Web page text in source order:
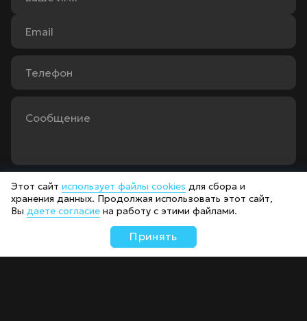
Прикрепить файл
Даюсогласие на обработку
персональных
Этот сайт использует файлы cookies для сбора и
хранения данных. Продолжая использовать этот сайт,
Вы даете согласие на работу с этими файлами.
Принять